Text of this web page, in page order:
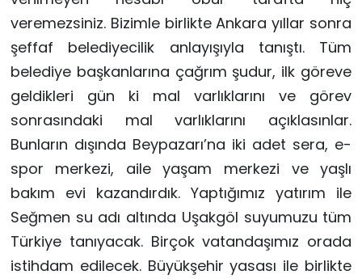
veremezsiniz. Bizimle birlikte Ankara yıllar sonra
şeffaf belediyecilik anlayışıyla tanıştı. Tüm
belediye başkanlarına çağrım şudur, ilk göreve
geldikleri gün ki mal varlıklarını ve görev
sonrasındaki mal varlıklarını açıklasınlar.
Bunların dışında Beypazarı’na iki adet sera, e-
spor merkezi, aile yaşam merkezi ve yaşlı
bakım evi kazandırdık. Yaptığımız yatırım ile
Seğmen su adı altında Uşakgöl suyumuzu tüm
Türkiye tanıyacak. Birçok vatandaşımız orada
istihdam edilecek. Büyükşehir yasası ile birlikte